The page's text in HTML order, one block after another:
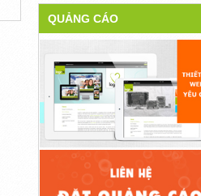
QUẢNG CÁO